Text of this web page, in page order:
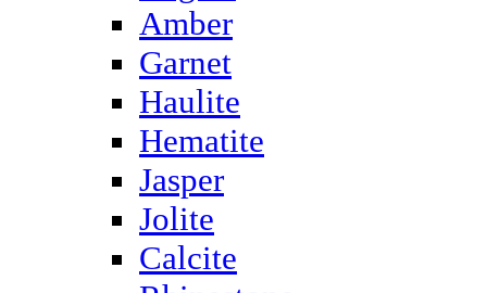
Amber
Garnet
Haulite
Hematite
Jasper
Jolite
Calcite